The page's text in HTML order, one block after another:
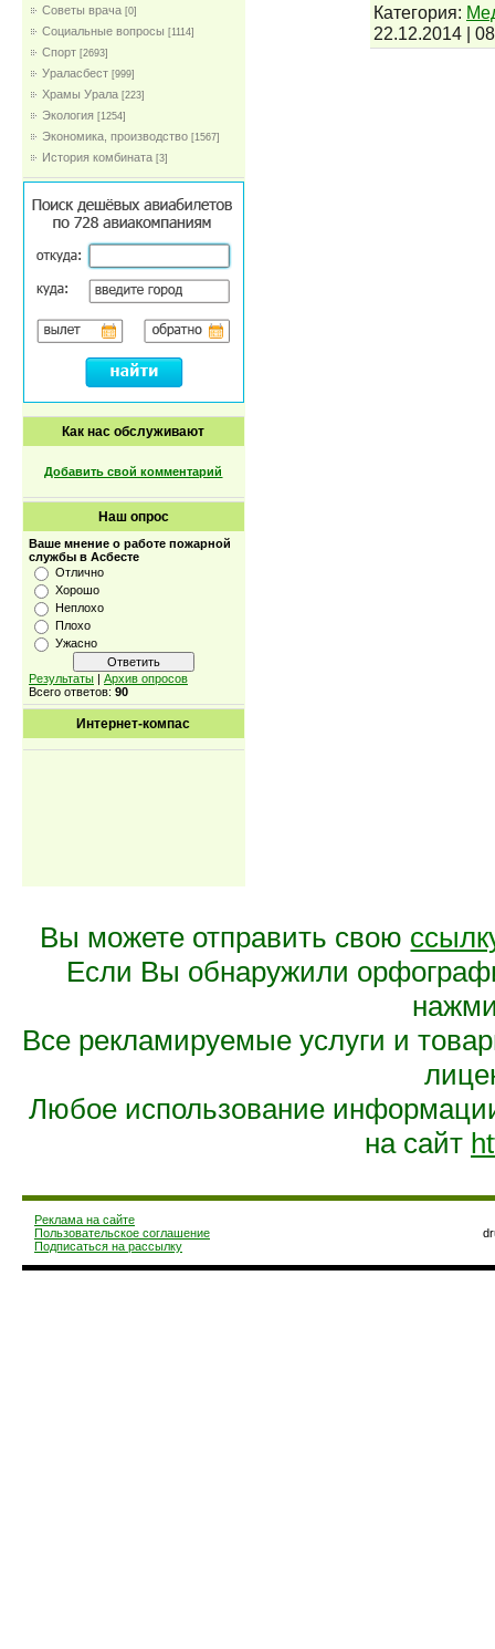
Советы врача [0]
Социальные вопросы [1114]
Спорт [2693]
Ураласбест [999]
Храмы Урала [223]
Экология [1254]
Экономика, производство [1567]
История комбината [3]
Как нас обслуживают
Добавить свой комментарий
Наш опрос
Ваше мнение о работе пожарной
службы в Асбесте
Отлично
Хорошо
Неплохо
Плохо
Ужасно
Результаты | Архив опросов
Всего ответов: 90
Интернет-компас
Категория:
22.12.2014 |
Вы можете отправить свою
Если Вы обнаружили
Все рекламируемые услуги и
Любое использование
на сайт
Реклама на сайте
Пользовательское соглашение
Подписаться на рассылку